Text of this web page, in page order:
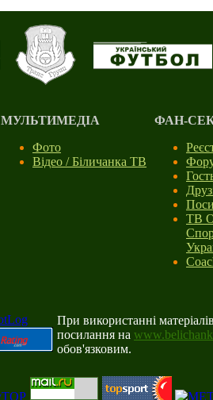
МУЛЬТИМЕДІА
Фото
Відео / Біличанка ТВ
ФАН-
ТВ
При використанні
посилання на
обов'язковим.